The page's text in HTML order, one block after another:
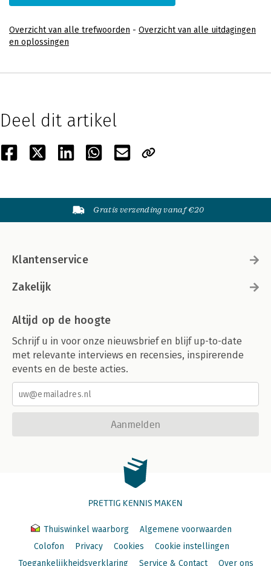
Overzicht van alle trefwoorden - Overzicht van alle uitdagingen
en oplossingen
Deel dit artikel
Gratis verzending vanaf €20
Klantenservice
Zakelijk
Altijd op de hoogte
Schrijf u in voor onze nieuwsbrief en blijf up-to-date
met relevante interviews en recensies, inspirerende
events en de beste acties.
Aanmelden
PRETTIG KENNIS MAKEN
Thuiswinkel waarborg
Algemene voorwaarden
Colofon
Privacy Cookies
Cookie instellingen
Toegankelijkheidsverklaring
Service & Contact Over ons